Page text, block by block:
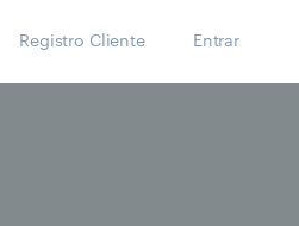
Registro Cliente Entrar